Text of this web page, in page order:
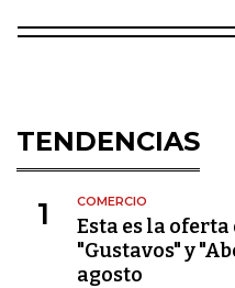
TENDENCIAS
1 COMERCIO
Esta es la
"Gustavos" y
agosto